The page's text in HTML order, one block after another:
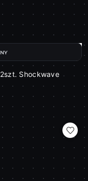
Shockwave